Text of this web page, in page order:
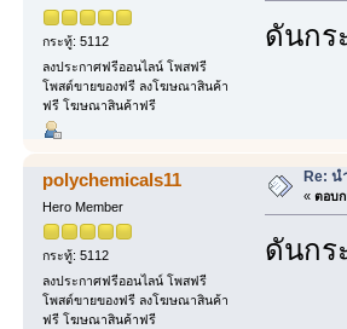
กระทู้: 5112
ลงประกาศฟรีออนไลน์ โพสฟรี
โพสต์ขายของฟรี ลงโฆษณาสินค้า
ฟรี โฆษณาสินค้าฟรี
ดันกร
polychemicals11
Hero Member
กระทู้: 5112
ลงประกาศฟรีออนไลน์ โพสฟรี
โพสต์ขายของฟรี ลงโฆษณาสินค้า
ฟรี โฆษณาสินค้าฟรี
Re: น
« ตอบก
ดันกร